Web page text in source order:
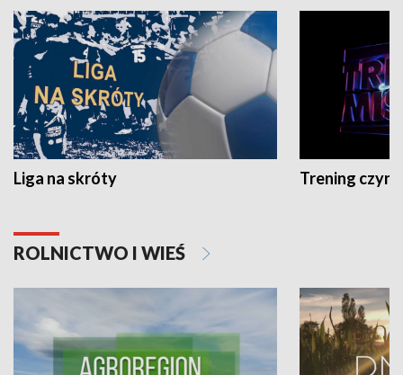
Liga na skróty Trening czyni
ROLNICTWO I WIEŚ